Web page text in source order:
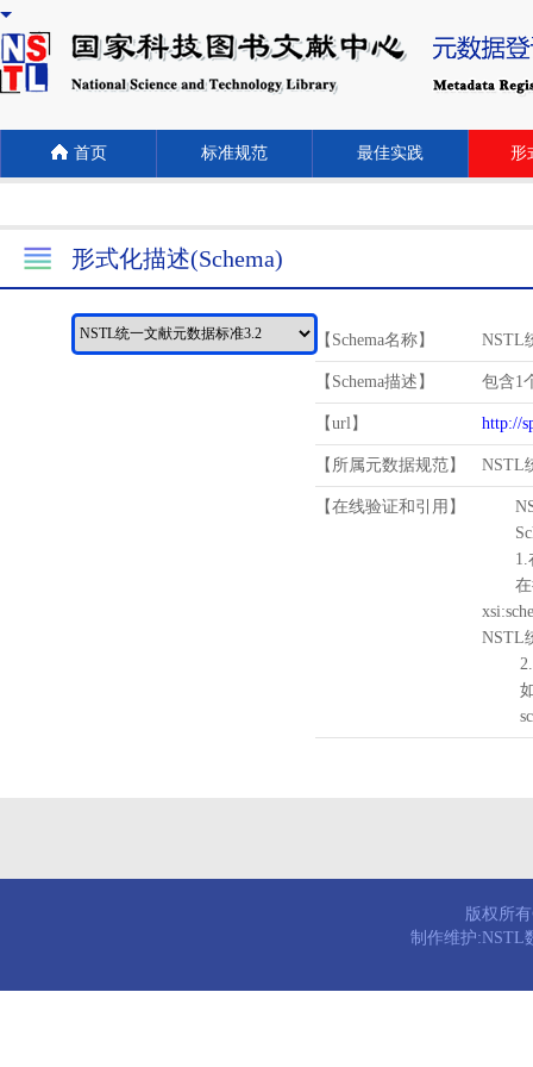
首页 标准规范 最佳实践 形
形式化描述(Schema)
【Schema名称】 NSTL
【Schema描述】 包含1
【url】 http://
【所属元数据规范】 NSTL
【在线验证和引用】
1.
在待
NSTL
2.
如需
版权所
制作维护:NSTL